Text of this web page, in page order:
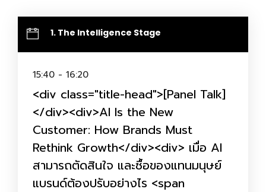
1. The Intelligence Stage
15:40 - 16:20
<div class="title-head">[Panel Talk]
</div><div>AI Is the New
Customer: How Brands Must
Rethink Growth</div><div> เมื่อ AI
สามารถตัดสินใจ และซื้อของแทนมนุษย์
แบรนด์ต้องปรับอย่างไร <span